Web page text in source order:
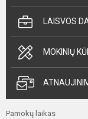
LAISVOS
MOKINIŲ
Pamokų laikas